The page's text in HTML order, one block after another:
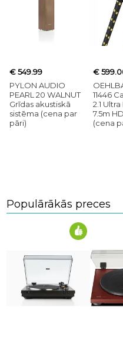
€ 549.99
PYLON AUDIO
PEARL 20 WALNUT
Grīdas akustiskā
sistēma (cena par
pāri)
€
11446
2.1
7.5m
(cena
Populārākās preces